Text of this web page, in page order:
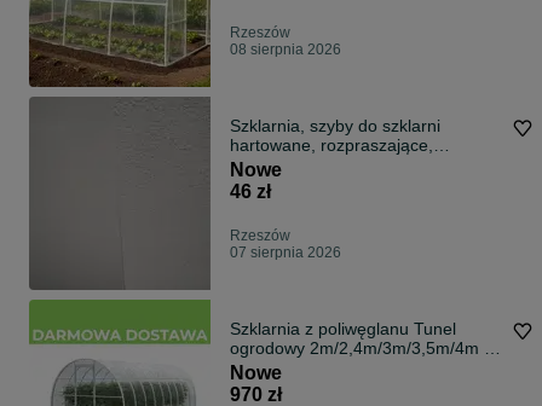
Rzeszów
08 sierpnia 2026
Szklarnia, szyby do szklarni
hartowane, rozpraszające,
profesjonalne, pryzmatyczne,
szklarniowe
Nowe
46 zł
Rzeszów
07 sierpnia 2026
Szklarnia z poliwęglanu Tunel
ogrodowy 2m/2,4m/3m/3,5m/4m |
profile 20x20 / 40x20 | poliwęglan
3-8mm
Nowe
970 zł